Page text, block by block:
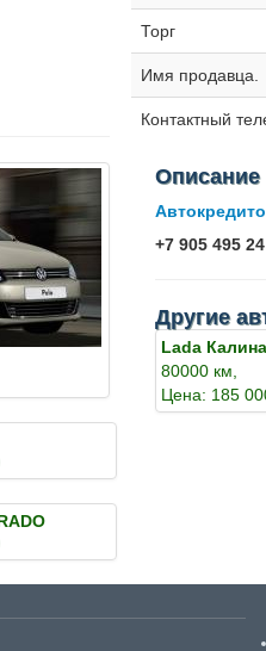
Торг
Имя продавца.
Контактный
Описание
+7 905 495
Другие
Lada Калина
80000 км,
Цена: 185